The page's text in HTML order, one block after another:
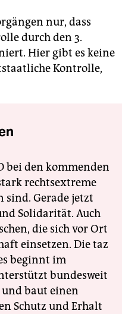
nur, dass
durch den 3.
Hier gibt es keine
Kontrolle,
bei den kommenden
rechtsextreme
sind. Gerade jetzt
Solidarität. Auch
die sich vor Ort
einsetzen. Die taz
beginnt im
bundesweit
baut einen
Schutz und Erhalt